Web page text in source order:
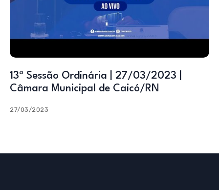
13ª Sessão Ordinária | 27/03/2023 |
Câmara Municipal de Caicó/RN
27/03/2023